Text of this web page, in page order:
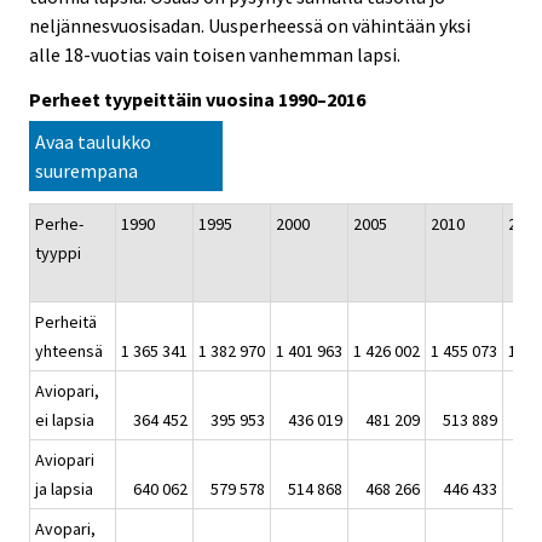
neljännesvuosisadan. Uusperheessä on vähintään yksi
alle 18-vuotias vain toisen vanhemman lapsi.
Perheet tyypeittäin vuosina 1990–2016
Avaa taulukko
suurempana
Perhe-
tyyppi
1990 1995 2000 2005 2010 2015
Perheitä
yhteensä
1 365 341 1 382 970 1 401 963 1 426 002 1 455 073 1
Aviopari,
ei lapsia
364 452 395 953 436 019 481 209 513 889
Aviopari
ja lapsia
640 062 579 578 514 868 468 266 446 433
Avopari,